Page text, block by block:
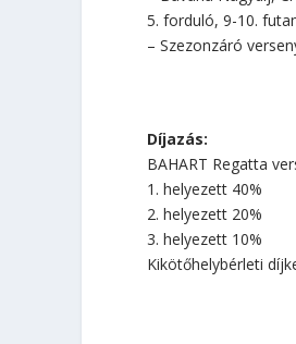
5. forduló, 9-10.
– Szezonzáró
Díjazás:
BAHART Regatta
1. helyezett 40%
2. helyezett 20%
3. helyezett 10%
Kikötőhelybérleti